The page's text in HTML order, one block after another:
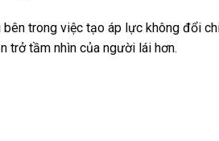
trong việc tạo áp lực không đổi
trở tầm nhìn của người lái hơn.